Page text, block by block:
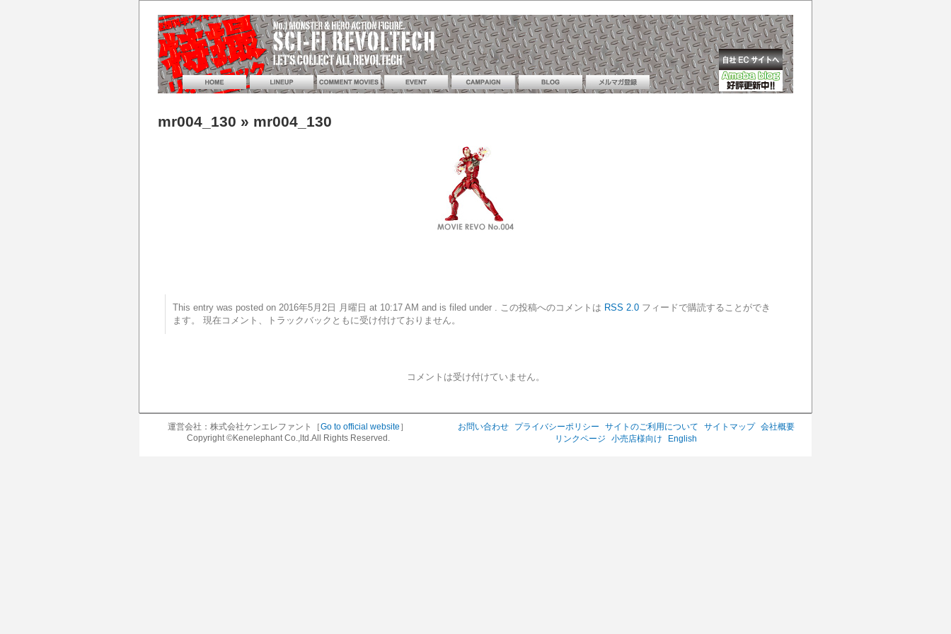
mr004_130 » mr004_130
This entry was posted on 2016年5月2日 月曜日 at 10:17 AM and is filed under . この投稿へのコメントは RSS 2.0 フィードで購読することができ
ます。 現在コメント、トラックバックともに受け付けておりません。
コメントは受け付けていません。
運営会社：株式会社ケンエレファント［Go to official website ］
Copyright ©Kenelephant Co.,ltd.All Rights Reserved.
お問い合わせ プライバシーポリシー サイトのご利用について サイトマップ
会社概要
リンクページ
小売店様向け English